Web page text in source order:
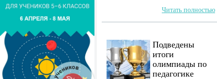
Читать полностью
Подведены
итоги
олимпиады по
педагогике